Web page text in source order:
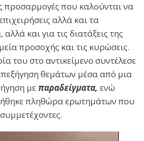
προσαρμογές που καλούνται να
αλλά και τα
και για τις διατάξεις της
προσοχής και τις κυρώσεις.
του στο αντικείμενο συντέλεσε
θεμάτων μέσα από μια
με παραδείγματα, ενώ
πληθώρα ερωτημάτων που